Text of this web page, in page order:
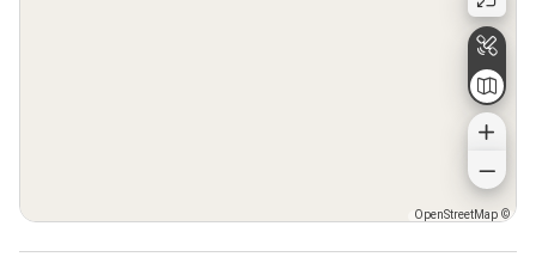
©
OpenStreetMap